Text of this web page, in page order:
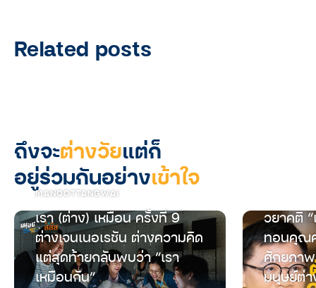
Related posts
ถึงจะต่างวัยแต่ก็
อยู่ร่วมกันอย่างเข้าใจ
MANOOTTANGWAI
เรา (ต่าง) เหมือน ครั้งที่ 9
ต่างเจนเนอเรชัน ต่างความคิด
แต่สุดท้ายกลับพบว่า “เรา
เหมือนกัน”
วยาคติ
ทอนคุณ
ศักยภา
มนุษย์ต่า